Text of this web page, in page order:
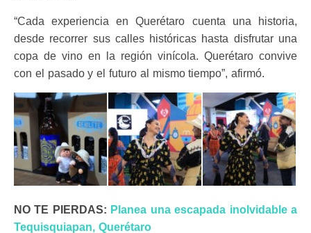
“Cada experiencia en Querétaro cuenta una historia,
desde recorrer sus calles históricas hasta disfrutar una
copa de vino en la región vinícola. Querétaro convive
con el pasado y el futuro al mismo tiempo”, afirmó.
NO TE PIERDAS: Planea una escapada inolvidable a
Tequisquiapan, Querétaro